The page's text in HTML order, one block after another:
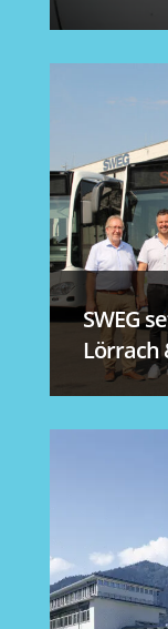
SWEG
Lörrach